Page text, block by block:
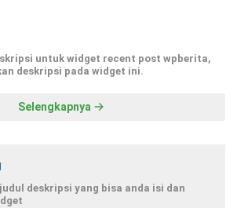
untuk widget recent post wpberita,
deskripsi pada widget ini.
Selengkapnya
deskripsi yang bisa anda isi dan